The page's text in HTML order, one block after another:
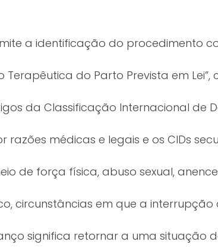
a identificação do procedimento
do Parto Prevista em Lei”,
da Classificação Internacional de
médicas e legais e os CIDs
de força física, abuso sexual,
circunstâncias em que a
significa retornar a uma situação